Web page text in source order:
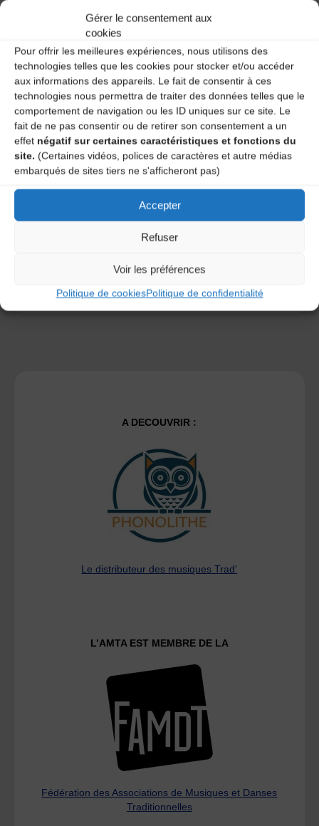
Gérer le consentement aux
cookies
Pour offrir les meilleures expériences, nous utilisons des
technologies telles que les cookies pour stocker et/ou accéder
aux informations des appareils. Le fait de consentir à ces
technologies nous permettra de traiter des données telles que le
comportement de navigation ou les ID uniques sur ce site. Le
fait de ne pas consentir ou de retirer son consentement a un
effet négatif sur certaines caractéristiques et fonctions du
site. (Certaines vidéos, polices de caractères et autre médias
embarqués de sites tiers ne s'afficheront pas)
Accepter
Refuser
Voir les préférences
Politique de cookiesPolitique de confidentialité
commentaires sont traitées .
A DECOUVRIR :
Le distributeur des musiques Trad'
L’AMTA EST MEMBRE DE LA
Fédération des Associations de Musiques et Danses
Traditionnelles